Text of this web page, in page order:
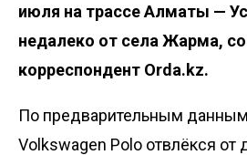
июля на трассе Алматы —
недалеко от села Жарма,
корреспондент Orda.kz.
По предварительным
Volkswagen Polo отвлёкся от